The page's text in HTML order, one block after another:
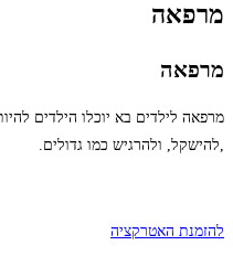
מרפאה
מרפאה
מרפאה לילדים בא יוכלו הילדים
,להישקל, ולהרגיש כמו גדולים.
להזמנת האטרקציה